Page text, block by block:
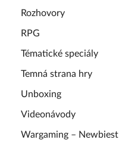
Rozhovory
RPG
Tématické speciály
Temná strana hry
Unboxing
Videonávody
Wargaming – Newbiest